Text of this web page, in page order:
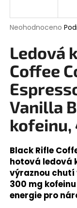
Průměrné
produktu
je
0,0
z
5
hvězdiček.
Neohodnoceno
Ledová
Coffee
Vanilla
kofeinu,
Black Rifle
hotová ledová
výraznou chutí
300 mg
energie pro
j
t
?
D
o
p
o
r